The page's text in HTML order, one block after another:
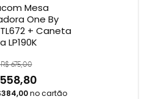
Mesa
One By
+ Caneta
LP190K
675,00
no cartão